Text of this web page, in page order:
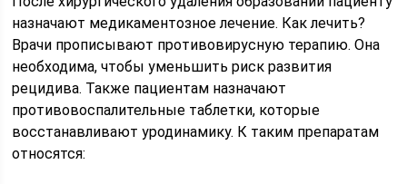
назначают медикаментозное лечение. Как лечить?
Врачи прописывают противовирусную терапию. Она
необходима, чтобы уменьшить риск развития
рецидива. Также пациентам назначают
противовоспалительные таблетки, которые
восстанавливают уродинамику. К таким препаратам
относятся: